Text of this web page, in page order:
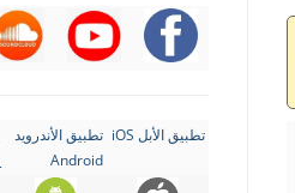
تطبيق الأبل iOS
تطبيق الأندرويد
Android